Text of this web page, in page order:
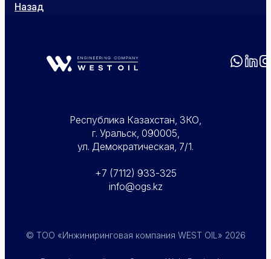
Назад
Республика Казахстан, ЗКО,
г. Уральск, 090005,
ул. Демократическая, 7/1.
+7 (7112) 933-325
info@ogs.kz
© ТОО «Инжиниринговая компания WEST OIL» 2026